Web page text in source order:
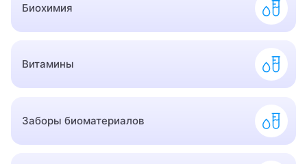
Биохимия
Витамины
Заборы биоматериалов